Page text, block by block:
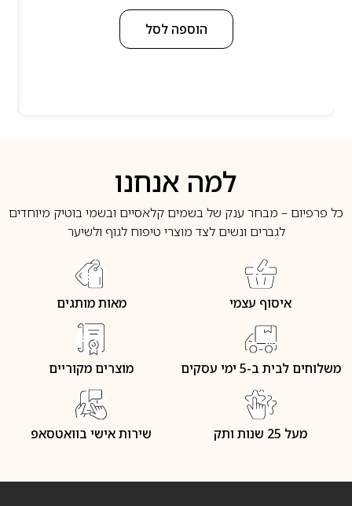
הוספה לסל
למה אנחנו
כל פרפיום – מבחר ענק של בשמים קלאסיים ובשמי בוטיק מיוחדים
לגברים ונשים לצד מוצרי טיפוח לגוף ולשיער
איסוף עצמי מאות מותגים
משלוחים לבית ב-5 ימי עסקים מוצרים מקוריים
מעל 25 שנות ותק שירות אישי בוואטסאפ